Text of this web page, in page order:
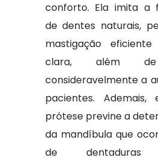
conforto. Ela imita a
de dentes naturais,
mastigação
clara, além de
consideravelmente a
pacientes.
prótese previne a
da mandíbula que
de dentaduras